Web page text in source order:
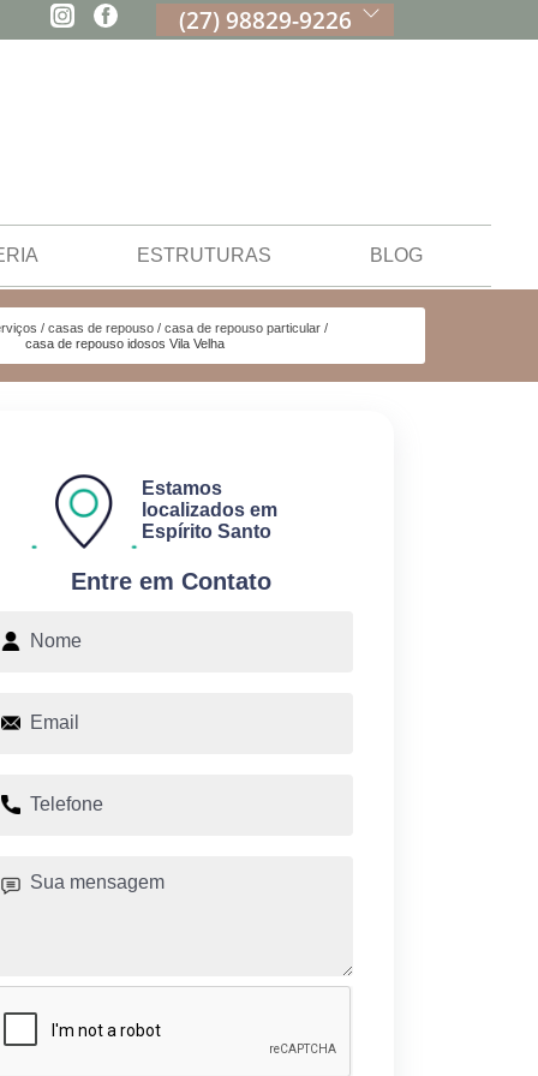
(27) 98829-9226
ESTRUTURAS BLOG
casas de repouso
casa de repouso particular
casa de repouso idosos Vila Velha
Entre em Contato
Estamos
localizados em
Espírito Santo